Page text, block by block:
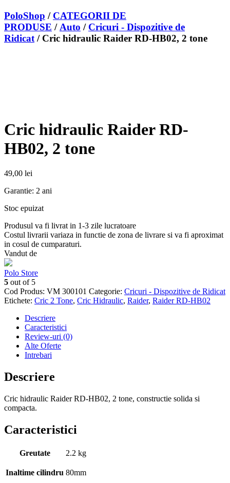
PoloShop / CATEGORII DE
PRODUSE / Auto / Cricuri - Dispozitive de
Ridicat / Cric hidraulic Raider RD-HB02, 2 tone
Cric hidraulic Raider RD-
HB02, 2 tone
49,00 lei
Garantie: 2 ani
Stoc epuizat
Produsul va fi livrat in 1-3 zile lucratoare
Costul livrarii variaza in functie de zona de livrare si va fi aproximat
in cosul de cumparaturi.
Vandut de
Polo Store
5 out of 5
Cod Produs: VM 300101 Categorie: Cricuri - Dispozitive de Ridicat
Etichete: Cric 2 Tone, Cric Hidraulic, Raider, Raider RD-HB02
Descriere
Caracteristici
Review-uri (0)
Alte Oferte
Intrebari
Descriere
Cric hidraulic Raider RD-HB02, 2 tone, constructie solida si
compacta.
Caracteristici
Greutate 2.2 kg
Inaltime cilindru 80mm